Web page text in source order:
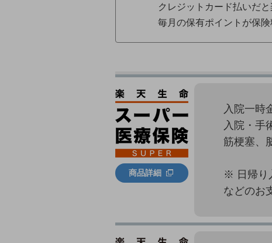
クレジットカード払いだ
毎月の保有ポイントが保
商品詳細
入院一時
入院・手
筋梗塞、
※ 日帰り
などのお